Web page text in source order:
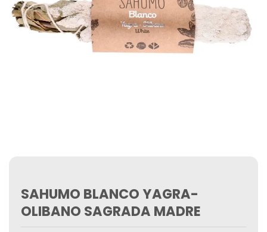
SAHUMO BLANCO YAGRA-
OLIBANO SAGRADA MADRE